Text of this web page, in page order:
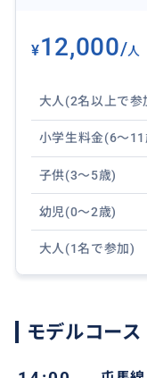
¥12,000/人
大人(2名以上で参
小学生料金(6～11
子供(3～5歳)
幼児(0～2歳)
大人(1名で参加)
モデルコース